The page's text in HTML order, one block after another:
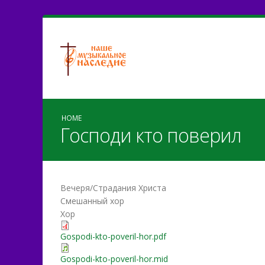
HOME
Господи кто поверил
Вечеря/Страдания Христа
Смешанный хор
Хор
Gospodi-kto-poveril-hor.pdf
Gospodi-kto-poveril-hor.mid